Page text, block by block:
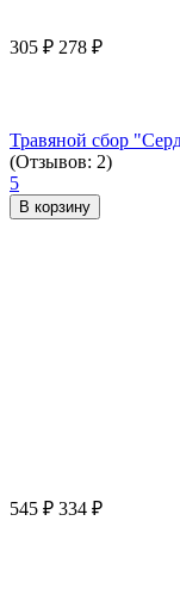
305 ₽ 278 ₽
Травяной сбор
(Отзывов: 2)
5
В корзину
545 ₽ 334 ₽